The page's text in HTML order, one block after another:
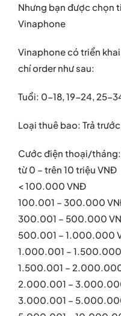
Nhưng bạn được chọn
Vinaphone
Vinaphone có triển
chí order như sau:
Tuổi: 0-18, 19-24, 25-
Loại thuê bao: Trả
Cước điện thoại/
từ 0 – trên 10 triệu VNĐ
< 100.000 VNĐ
100.001 – 300.000
300.001 – 500.000
500.001 – 1.000.000
1.000.001 –
1.500.001 –
2.000.001 –
3.000.001 –